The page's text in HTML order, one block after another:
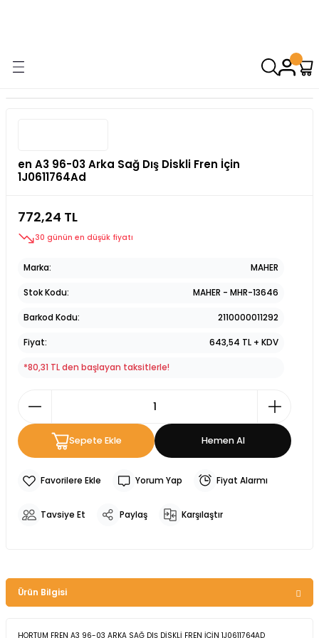
en A3 96-03 Arka Sağ Dış Diskli Fren İçin
1J0611764Ad
772,24 TL
30 günün en düşük fiyatı
Marka MAHER
Stok Kodu MAHER - MHR-13646
Barkod Kodu 2110000011292
Fiyat 643,54 TL + KDV
*80,31 TL den başlayan taksitlerle!
Sepete Ekle Hemen Al
Yorum Yap Fiyat Alarmı
Tavsiye Et Paylaş Karşılaştır
Ürün Bilgisi
HORTUM FREN A3 96-03 ARKA SAĞ DIŞ DİSKLİ FREN İÇİN 1J0611764AD